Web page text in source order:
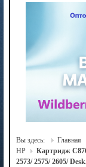
Вы здесь: Главная
HP
Картридж
2573/ 2575/ 2605/